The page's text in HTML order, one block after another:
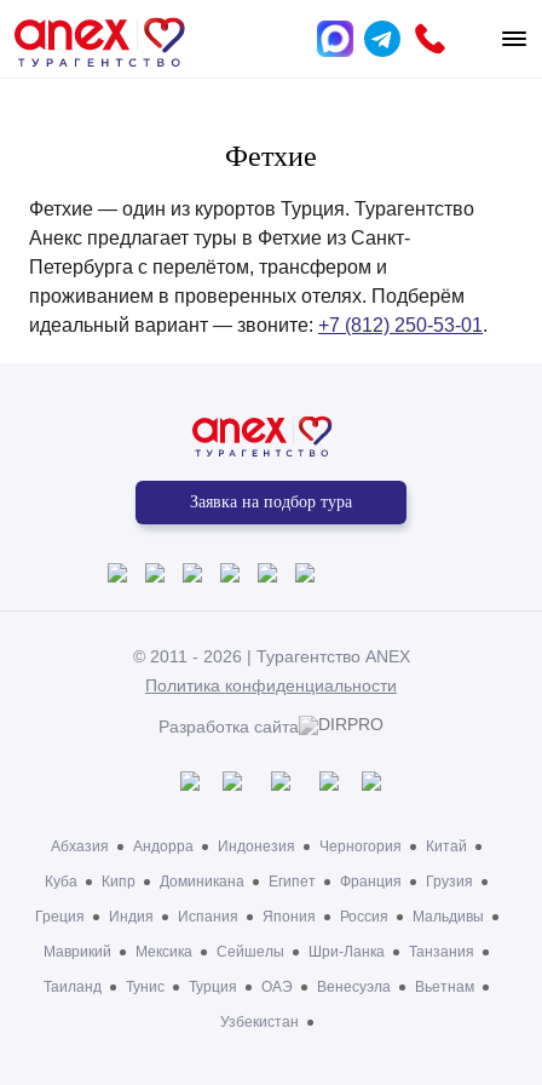
Фетхие
Фетхие — один из курортов Турция. Турагентство
Анекс предлагает туры в Фетхие из Санкт-
Петербурга с перелётом, трансфером и
проживанием в проверенных отелях. Подберём
идеальный вариант — звоните: +7 (812) 250-53-01.
Заявка на подбор тура
© 2011 - 2026 | Турагентство ANEX
Политика конфиденциальности
Разработка сайта
Абхазия Андорра Индонезия Черногория Китай
Куба Кипр Доминикана Египет Франция Грузия
Греция Индия Испания Япония Россия Мальдивы
Маврикий Мексика Сейшелы Шри-Ланка Танзания
Таиланд Тунис Турция ОАЭ Венесуэла Вьетнам
Узбекистан